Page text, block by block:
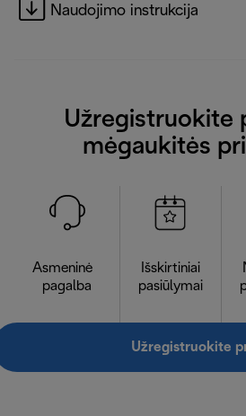
Naudojimo instrukcija
Užregistruokite
mėgaukitės
Asmeninė
pagalba
Išskirtiniai
pasiūlymai
Užregistruokite